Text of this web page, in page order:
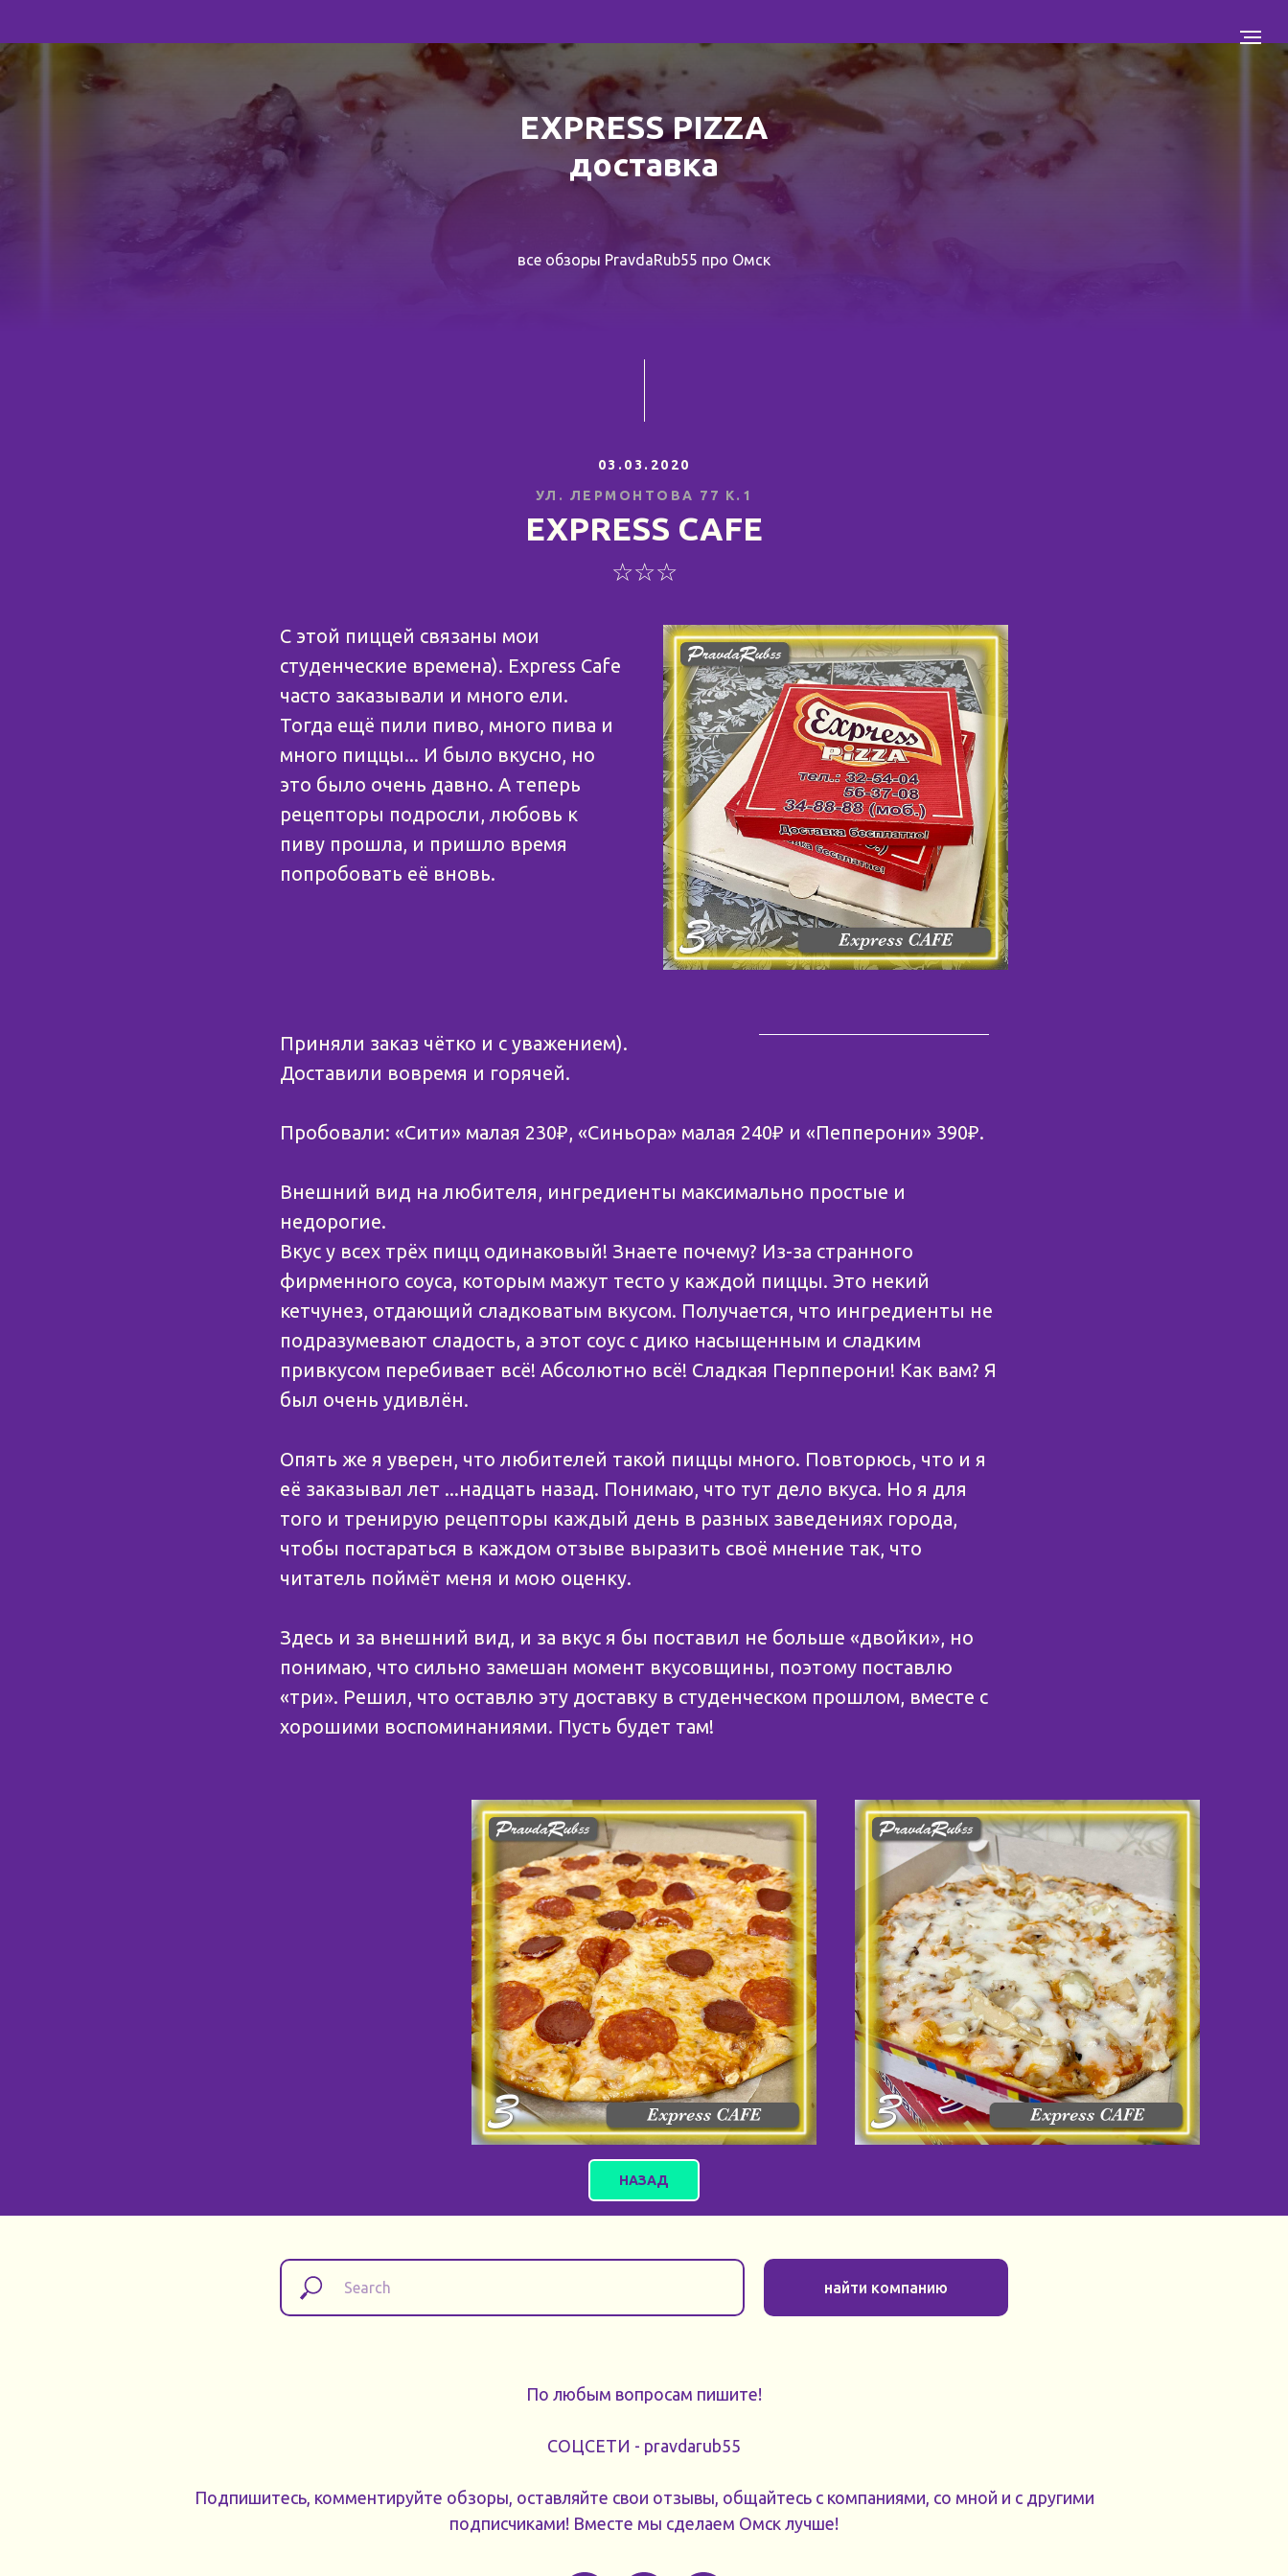
EXPRESS PIZZA
доставка
все обзоры PravdaRub55 про Омск
03.03.2020
УЛ. ЛЕРМОНТОВА 77 К.1
EXPRESS CAFE
☆☆☆
С этой пиццей связаны мои
студенческие времена). Express Cafe
часто заказывали и много ели.
Тогда ещё пили пиво, много пива и
много пиццы... И было вкусно, но
это было очень давно. А теперь
рецепторы подросли, любовь к
пиву прошла, и пришло время
попробовать её вновь.
Приняли заказ чётко и с уважением).
Доставили вовремя и горячей.
Пробовали: «Сити» малая 230₽, «Синьора» малая 240₽ и «Пепперони» 390₽.
Внешний вид на любителя, ингредиенты максимально простые и
недорогие.
Вкус у всех трёх пицц одинаковый! Знаете почему? Из-за странного
фирменного соуса, которым мажут тесто у каждой пиццы. Это некий
кетчунез, отдающий сладковатым вкусом. Получается, что ингредиенты не
подразумевают сладость, а этот соус с дико насыщенным и сладким
привкусом перебивает всё! Абсолютно всё! Сладкая Перпперони! Как вам? Я
был очень удивлён.
Опять же я уверен, что любителей такой пиццы много. Повторюсь, что и я
её заказывал лет ...надцать назад. Понимаю, что тут дело вкуса. Но я для
того и тренирую рецепторы каждый день в разных заведениях города,
чтобы постараться в каждом отзыве выразить своё мнение так, что
читатель поймёт меня и мою оценку.
Здесь и за внешний вид, и за вкус я бы поставил не больше «двойки», но
понимаю, что сильно замешан момент вкусовщины, поэтому поставлю
«три». Решил, что оставлю эту доставку в студенческом прошлом, вместе с
хорошими воспоминаниями. Пусть будет там!
НАЗАД
найти компанию
По любым вопросам пишите!
СОЦСЕТИ - pravdarub55
Подпишитесь, комментируйте обзоры, оставляйте свои отзывы, общайтесь с компаниями, со мной и с другими
подписчиками! Вместе мы сделаем Омск лучше!